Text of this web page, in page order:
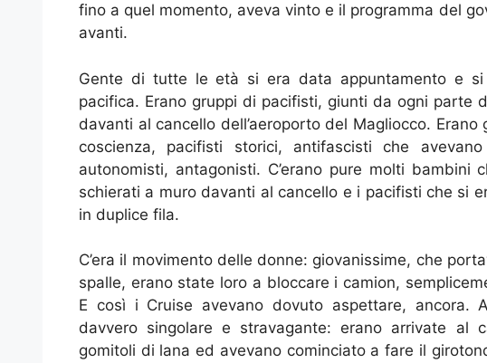
fino a quel momento, aveva vinto e il programma del
avanti.
Gente di tutte le età si era data appuntamento e si
pacifica. Erano gruppi di pacifisti, giunti da ogni parte
davanti al cancello dell’aeroporto del Magliocco.
coscienza, pacifisti storici, antifascisti che
autonomisti, antagonisti. C’erano pure molti bambini
schierati a muro davanti al cancello e i pacifisti che si
in duplice fila.
C’era il movimento delle donne: giovanissime, che
spalle, erano state loro a bloccare i camion,
E così i Cruise avevano dovuto aspettare, ancora.
davvero singolare e stravagante: erano arrivate al
gomitoli di lana ed avevano cominciato a fare il